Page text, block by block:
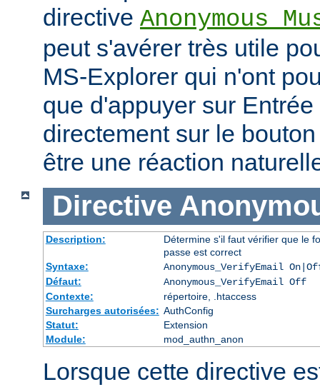
directive
peut s'avérer très utile
MS-Explorer qui n'ont
que d'appuyer sur
directement sur le
être une réaction
Directive
Description:
Détermine s'il faut vérifier que le
passe est correct
Syntaxe:
Anonymous_VerifyEmail
Défaut:
Anonymous_VerifyEmail Off
Contexte:
répertoire, .htaccess
Surcharges autorisées: AuthConfig
Statut:
Extension
Module:
mod_authn_anon
Lorsque cette directive